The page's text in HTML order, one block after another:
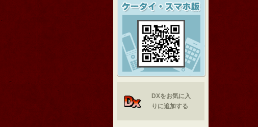
DXをお気に入
りに追加する